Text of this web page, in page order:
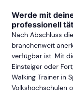
Werde mit
professionell
Nach Abschluss
branchenweit
verfügbar ist. Mit
Einsteiger oder
Walking Trainer in
Volkshochschulen